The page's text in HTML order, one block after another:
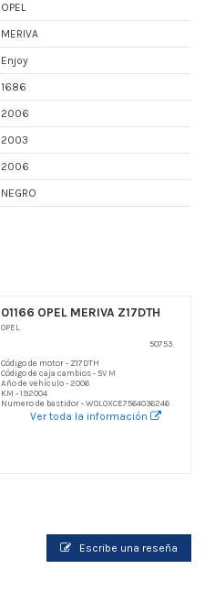
OPEL
MERIVA
Enjoy
1686
2006
2003
2006
NEGRO
01166 OPEL MERIVA Z17DTH
OPEL
50753
Código de motor - Z17DTH
Código de caja cambios - 5V M
Año de vehículo - 2006
KM - 192004
Numero de bastidor - W0L0XCE7564036246
Ver toda la información
Escribe una reseña